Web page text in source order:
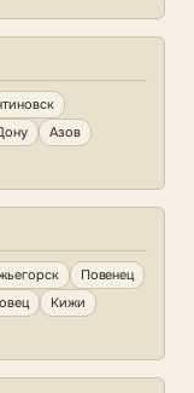
Азов
Повенец
Кижи